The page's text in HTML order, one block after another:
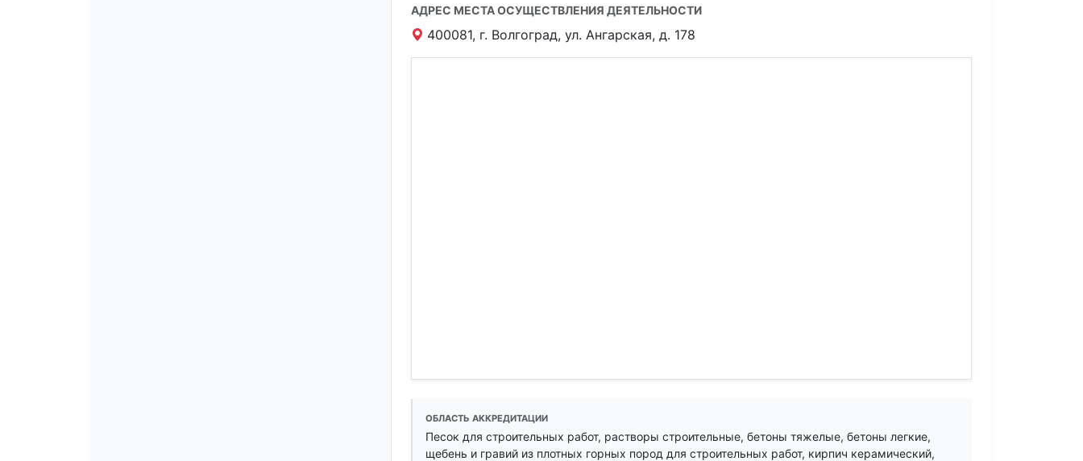
АДРЕС МЕСТА ОСУЩЕСТВЛЕНИЯ ДЕЯТЕЛЬНОСТИ
400081, г. Волгоград, ул. Ангарская, д. 178
ОБЛАСТЬ АККРЕДИТАЦИИ
Песок для строительных работ, растворы строительные, бетоны тяжелые, бетоны легкие,
щебень и гравий из плотных горных пород для строительных работ, кирпич керамический,